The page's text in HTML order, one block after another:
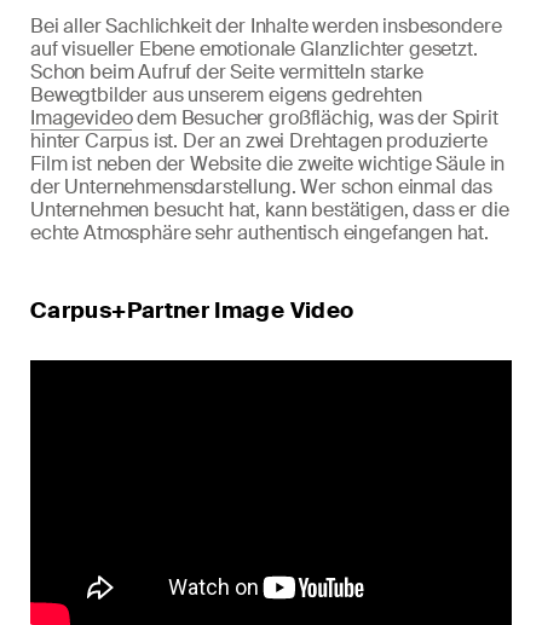
Bei aller Sachlichkeit der Inhalte werden insbesondere
auf visueller Ebene emotionale Glanzlichter gesetzt.
Schon beim Aufruf der Seite vermitteln starke
Bewegtbilder aus unserem eigens gedrehten
Imagevideodem Besucher großflächig, was der Spirit
hinter Carpus ist. Der an zwei Drehtagen produzierte
Film ist neben der Website die zweite wichtige Säule in
der Unternehmensdarstellung. Wer schon einmal das
Unternehmen besucht hat, kann bestätigen, dass er die
echte Atmosphäre sehr authentisch eingefangen hat.
Carpus+Partner Image Video